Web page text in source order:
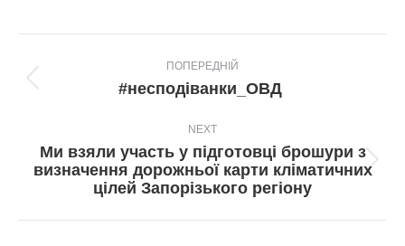
navigation
ПОПЕРЕДНІЙ
Попередній
#несподіванки_ОВД
NEXT
Next
post:
Ми взяли участь у підготовці брошури з
визначення дорожньої карти кліматичних
цілей Запорізького регіону